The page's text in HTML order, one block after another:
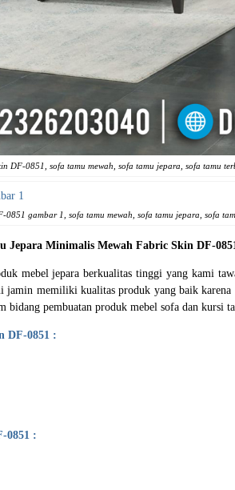
DF-0851, sofa tamu mewah, sofa tamu jepara, sofa tamu
gambar 1, sofa tamu mewah, sofa tamu jepara, sofa
Jepara MinimalisMewah Fabric Skin DF-
mebel jepara berkualitas tinggi yang kami
memiliki kualitas produk yang baik karena
bidang pembuatan produk mebel sofa dan kursi
DF-0851 :
0851 :